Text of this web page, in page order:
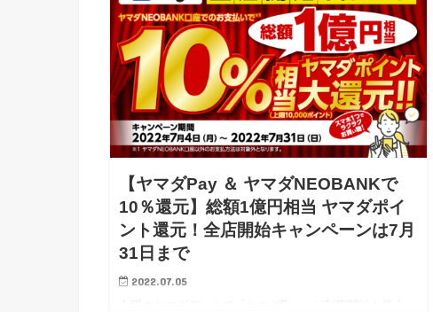
【ヤマダPay ＆ ヤマダNEOBANKで
10％還元】総額1億円相当 ヤマダポイ
ント還元！全店開始キャンペーンは7月
31日まで
2022.07.05